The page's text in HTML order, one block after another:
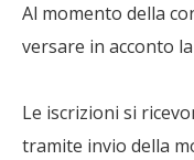
Al momento della
versare in acconto
Le iscrizioni si
tramite invio della